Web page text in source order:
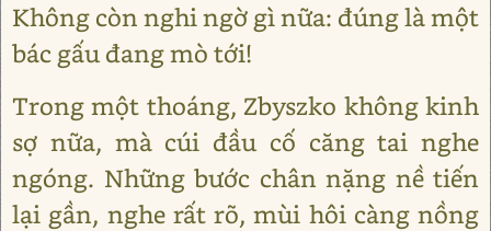
Không còn nghi ngờ gì nữa: đúng là một
bác gấu đang mò tới!
Trong một thoáng, Zbyszko không kinh
sợ nữa, mà cúi đầu cố căng tai nghe
ngóng. Những bước chân nặng nề tiến
lại gần, nghe rất rõ, mùi hôi càng nồng